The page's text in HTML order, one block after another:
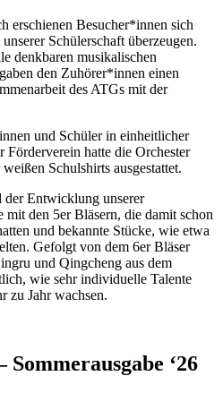
erschienen Besucher*innen sich
Schülerschaft überzeugen.
denkbaren musikalischen
den Zuhörer*innen einen
des ATGs mit der
und Schüler in einheitlicher
hatte die Orchester
Schulshirts ausgestattet.
Entwicklung unserer
mit den 5er Bläsern, die damit schon
und bekannte Stücke, wie etwa
Gefolgt von dem 6er Bläser
und Qingcheng aus dem
wie sehr individuelle Talente
zu Jahr wachsen.
‘26